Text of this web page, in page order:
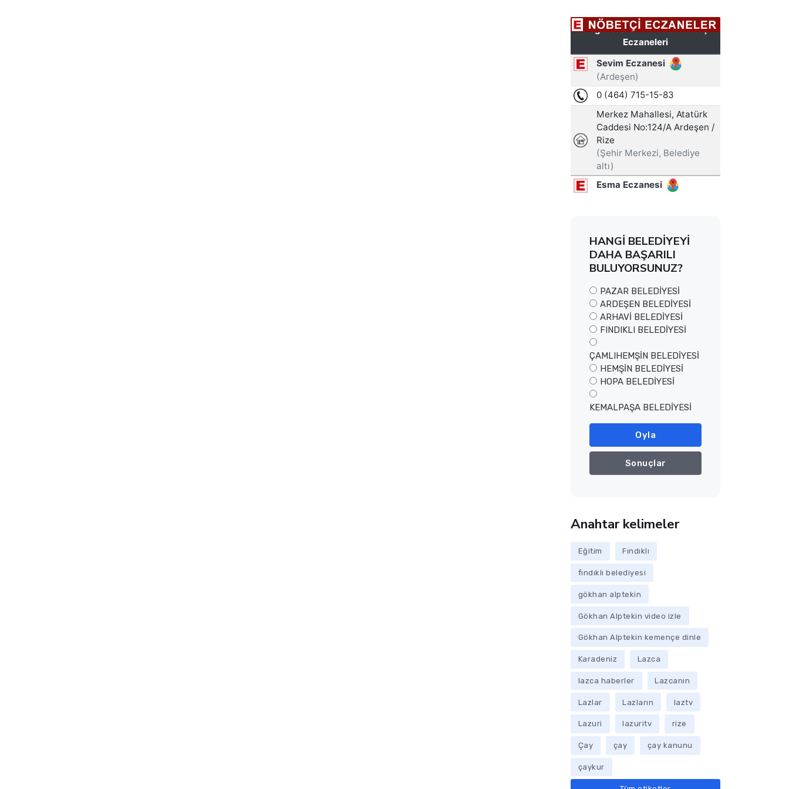
HANGİ BELEDİYEYİ
DAHA BAŞARILI
BULUYORSUNUZ?
PAZAR BELEDİYESİ
ARDEŞEN BELEDİYESİ
ARHAVİ BELEDİYESİ
FINDIKLI BELEDİYESİ
ÇAMLIHEMŞİN BELEDİYESİ
HEMŞİN BELEDİYESİ
HOPA BELEDİYESİ
KEMALPAŞA BELEDİYESİ
Oyla
Sonuçlar
Anahtar kelimeler
Eğitim Fındıklı
fındıklı belediyesi
gökhan alptekin
Gökhan Alptekin video izle
Gökhan Alptekin kemençe dinle
Karadeniz Lazca
lazca haberler Lazcanın
Lazlar Lazların laztv
Lazuri lazuritv rize
Çay çay çay kanunu
çaykur